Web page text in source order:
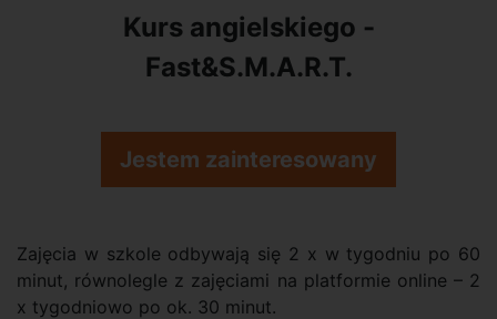
Zajęcia w szkole odbywają się 2 x w tygodniu po 60
minut, równolegle z zajęciami na platformie online – 2
x tygodniowo po ok. 30 minut.
Kurs angielskiego -
Fast&S.M.A.R.T.
Jestem zainteresowany